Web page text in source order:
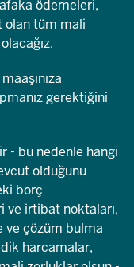
ödemeleri,
olan tüm mali
gerektiğini
- bu nedenle hangi
olduğunu
borç
ve irtibat noktaları,
ve çözüm bulma
harcamalar,